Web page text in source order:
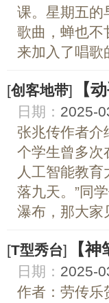
课。星期五的
歌曲，蝉也不
来加入了唱歌
[创客地带] 【
日期： 2025-
张兆传作者介
个学生曾多次
人工智能教
落九天。”同
瀑布，那大家
[T型秀台] 【
日期： 2025-
作者：劳传乐